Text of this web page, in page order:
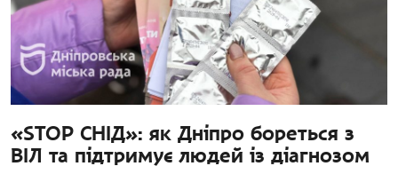
«STOP СНІД»: як Дніпро бореться з
ВІЛ та підтримує людей із діагнозом